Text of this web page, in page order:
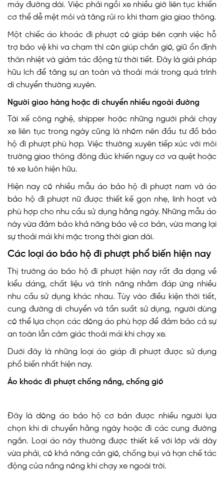
máy đường dài. Việc phải ngồi xe nhiều giờ liên tục khiến
cơ thể dễ mệt mỏi và tăng rủi ro khi tham gia giao thông.
Một chiếc áo khoác đi phượt có giáp bên cạnh việc hỗ
trợ bảo vệ khi va chạm thì còn giúp chắn gió, giữ ổn định
thân nhiệt và giảm tác động từ thời tiết. Đây là giải pháp
hữu ích để tăng sự an toàn và thoải mái trong quá trình
di chuyển thường xuyên.
Người giao hàng hoặc di chuyển nhiều ngoài đường
Tài xế công nghệ, shipper hoặc những người phải chạy
xe liên tục trong ngày cũng là nhóm nên đầu tư đồ bảo
hộ đi phượt phù hợp. Việc thường xuyên tiếp xúc với môi
trường giao thông đông đúc khiến nguy cơ va quệt hoặc
té xe luôn hiện hữu.
Hiện nay có nhiều mẫu áo bảo hộ đi phượt nam và áo
bảo hộ đi phượt nữ được thiết kế gọn nhẹ, linh hoạt và
phù hợp cho nhu cầu sử dụng hằng ngày. Những mẫu áo
này vừa đảm bảo khả năng bảo vệ cơ bản, vừa mang lại
sự thoải mái khi mặc trong thời gian dài.
Các loại áo bảo hộ đi phượt phổ biến hiện nay
Thị trường áo bảo hộ đi phượt hiện nay rất đa dạng về
kiểu dáng, chất liệu và tính năng nhằm đáp ứng nhiều
nhu cầu sử dụng khác nhau. Tùy vào điều kiện thời tiết,
cung đường di chuyển và tần suất sử dụng, người dùng
có thể lựa chọn các dòng áo phù hợp để đảm bảo cả sự
an toàn lẫn cảm giác thoải mái khi chạy xe.
Dưới đây là những loại áo giáp đi phượt được sử dụng
phổ biến nhất hiện nay.
Áo khoác đi phượt chống nắng, chống gió
Đây là dòng áo bảo hộ cơ bản được nhiều người lựa
chọn khi di chuyển hằng ngày hoặc đi các cung đường
ngắn. Loại áo này thường được thiết kế với lớp vải dày
vừa phải, có khả năng cản gió, chống bụi và hạn chế tác
động của nắng nóng khi chạy xe ngoài trời.